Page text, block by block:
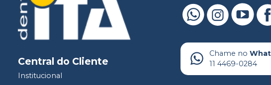
Central do Cliente
Institucional
Chame no
11 4469-0284